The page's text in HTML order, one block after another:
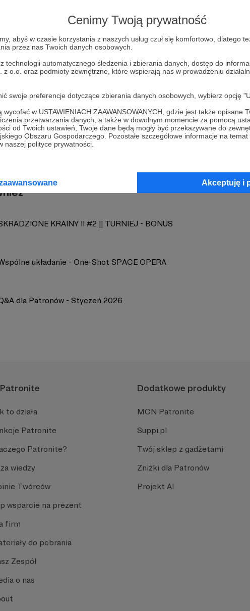
Cenimy Twoją prywatność
abyś w czasie korzystania z naszych usług czuł się komfortowo, dlatego
przez nas Twoich danych osobowych.
technologii automatycznego śledzenia i zbierania danych, dostęp do
o.o. oraz podmioty zewnętrzne, które wspierają nas w prowadzeniu
swoje preferencje dotyczące zbierania danych osobowych, wybierz opcję
w USTAWIENIACH ZAAWANSOWANYCH, gdzie jest także opisane
przetwarzania danych, a także w dowolnym momencie za pomocą
od Twoich ustawień, Twoje dane będą mogły być przekazywane do
Obszaru Gospodarczego. Pozostałe szczegółowe informacje na
naszej polityce prywatności.
Akceptuję i
sobie
KRAINY II #2 || TURNIEJ - BONUS
układanie - One-Shot SPACE OPERA
dla Patronów - Styczeń 2026
to działa
Patronite
Patronite?
wiedzy
Twórców
wsparcie na prezent
firm
do pobrania
Zespół
o nas
Dodatkowe produkty
MCN Patronite
Suppi.pl
Twój sklep z gadżetami
Zniżki dla Patronów
Projekt AI